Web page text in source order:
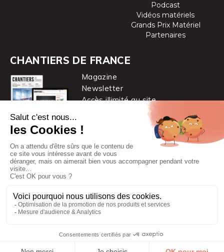
Podcast
Vidéos matériels
Grands Prix Matériel
Partenaires
CHANTIERS DE FRANCE
Magazine
Newsletter
Accès illimité au site
Chantiers de France est une marque
| Mentions légales
Protection des données personnelles
Cookies